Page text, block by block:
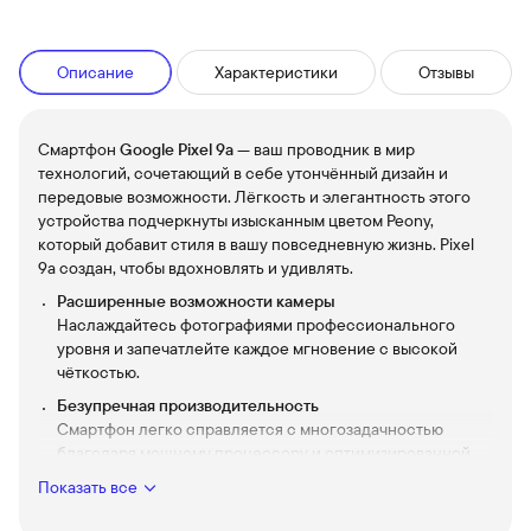
Описание Характеристики Отзывы
Смартфон Google Pixel 9a— ваш проводник в мир
технологий, сочетающий в себе утончённый дизайн и
передовые возможности. Лёгкость и элегантность этого
устройства подчеркнуты изысканным цветом Peony,
который добавит стиля в вашу повседневную жизнь. Pixel
9a создан, чтобы вдохновлять и удивлять.
Расширенные возможности камеры
Наслаждайтесь фотографиями профессионального
уровня и запечатлейте каждое мгновение с высокой
чёткостью.
Безупречная производительность
Смартфон легко справляется с многозадачностью
благодаря мощному процессору и оптимизированной
Показать все